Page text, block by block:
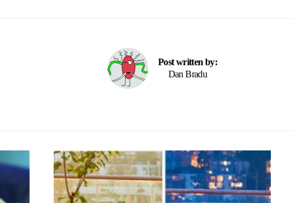
Post written by:
Dan Bradu